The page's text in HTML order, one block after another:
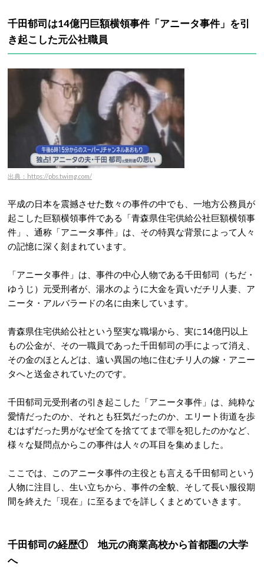
千田郁司は14億円巨額横領事件「アニータ事件」を引
き起こした元公社職員
出典：https://pbs.twimg.com/
平成の日本を震撼させた数々の事件の中でも、一地方公務員が
起こした巨額横領事件である「青森県住宅供給公社巨額横領事
件」、通称「アニータ事件」は、その特異な背景によって人々
の記憶に深く刻まれています。
「アニータ事件」は、事件の中心人物である千田郁司（ちだ・
ゆうじ）元受刑者が、湯水のように大金を貢いだチリ人妻、ア
ニータ・アルバラードの名に由来しています。
青森県住宅供給公社という堅実な職場から、実に14億円以上
もの公金が、その一職員であった千田郁司の手によって消え、
その金のほとんどは、遠い異国の地に住むチリ人の嫁・アニー
タへと送金されていたのです。
千田郁司元受刑者の引き起こした「アニータ事件」は、純粋な
愛情だったのか、それとも狂気だったのか、エリート街道を歩
むはずだった男がなぜ全てを捨ててまで罪を犯したのかなど、
様々な疑問点からこの事件は人々の耳目を集めました。
ここでは、このアニータ事件の主役とも言える千田郁司という
人物に注目し、生い立ちから、事件の全貌、そして長い服役期
間を終えた「現在」に至るまでを詳しくまとめていきます。
千田郁司の経歴① 地元の商業高校から首都圏の大学
へ